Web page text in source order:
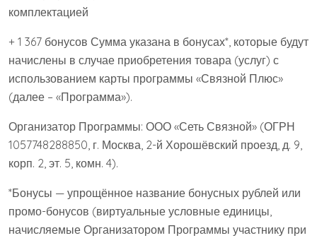
+ 1 367 бонусов Сумма указана в бонусах*, которые будут
начислены в случае приобретения товара (услуг) с
использованием карты программы «Связной Плюс»
(далее – «Программа»).
Организатор Программы: ООО «Сеть Связной» (ОГРН
1057748288850, г. Москва, 2-й Хорошёвский проезд, д. 9,
корп. 2, эт. 5, комн. 4).
*Бонусы — упрощённое название бонусных рублей или
промо-бонусов (виртуальные условные единицы,
начисляемые Организатором Программы участнику при